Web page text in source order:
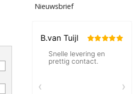
Nieuwsbrief